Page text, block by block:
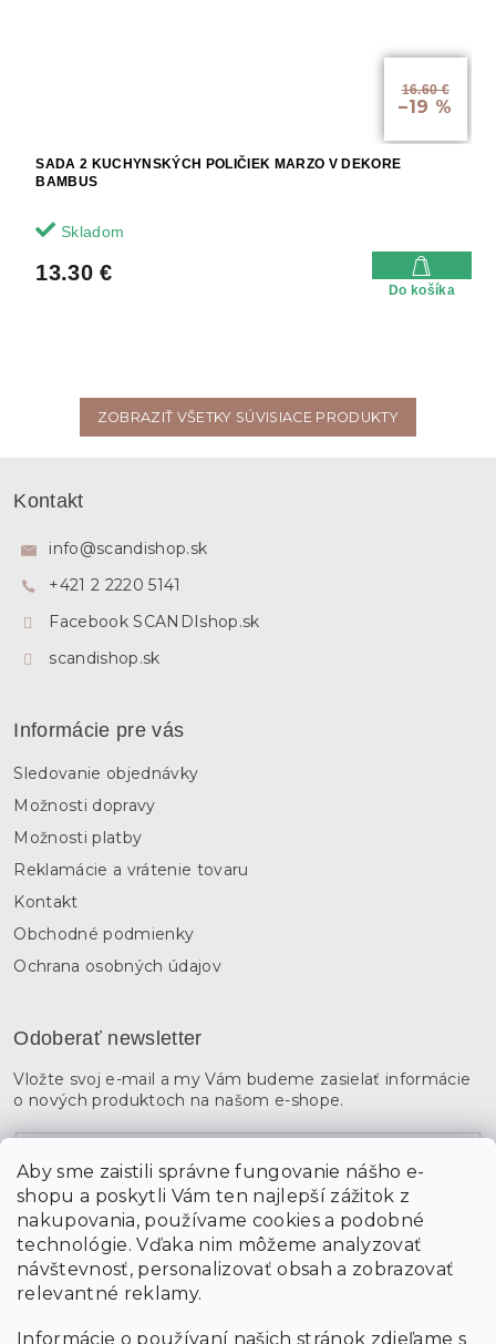
Aby sme zaistili správne fungovanie nášho e-
shopu a poskytli Vám ten najlepší zážitok z
nakupovania, používame cookies a podobné
technológie. Vďaka nim môžeme analyzovať
návštevnosť, personalizovať obsah a zobrazovať
relevantné reklamy.
Informácie o používaní našich stránok zdieľame s
16.60 €
–19 %
SADA 2 KUCHYNSKÝCH POLIČIEK MARZO V DEKORE
BAMBUS
Skladom
13.30 €
Do košíka
ZOBRAZIŤ VŠETKY SÚVISIACE PRODUKTY
Kontakt
info@scandishop.sk
+421 2 2220 5141
Facebook SCANDIshop.sk
scandishop.sk
Informácie pre vás
Sledovanie objednávky
Možnosti dopravy
Možnosti platby
Reklamácie a vrátenie tovaru
Kontakt
Obchodné podmienky
Ochrana osobných údajov
Odoberať newsletter
Vložte svoj e-mail a my Vám budeme zasielať informácie
o nových produktoch na našom e-shope.
Vložením údajov súhlasíte s podmienkami ochrany
osobných údajov
PRIHLÁSIŤ SA